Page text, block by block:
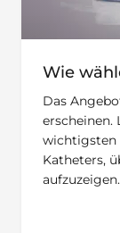
Wie
Das
erscheinen.
wichtigsten
Katheters,
aufzuzeigen.